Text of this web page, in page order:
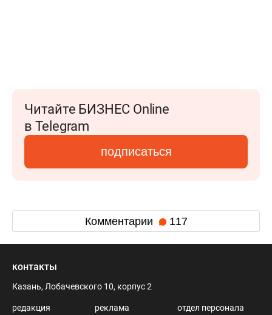
Читайте БИЗНЕС Online
в Telegram
подписаться
Комментарии 117
контакты
Казань, Лобачевского 10, корпус 2
редакция
реклама
отдел персонала